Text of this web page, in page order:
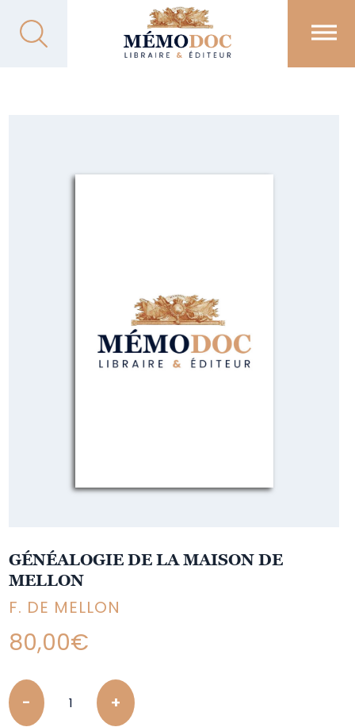
GÉNÉALOGIE DE LA MAISON DE
MELLON
F. DE MELLON
80,00€
Quantity